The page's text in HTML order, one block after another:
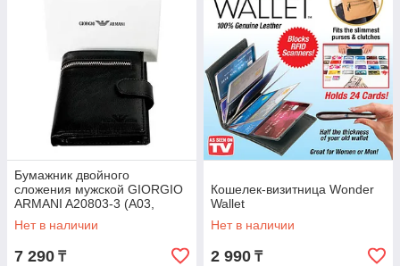
Бумажник двойного
сложения мужской GIORGIO
ARMANI A20803-3 (A03,
черный)
Нет в наличии
7 290 ₸
Кошелек-визитница Wonder
Wallet
Нет в наличии
2 990 ₸